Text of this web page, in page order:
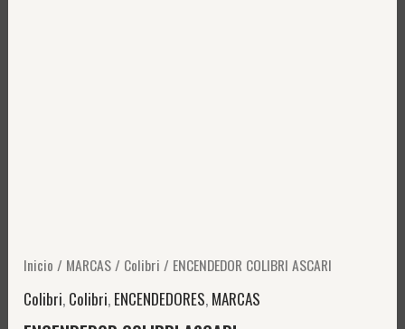
Inicio / MARCAS/ Colibri / ENCENDEDOR COLIBRI ASCARI
Colibri, Colibri, ENCENDEDORES, MARCAS